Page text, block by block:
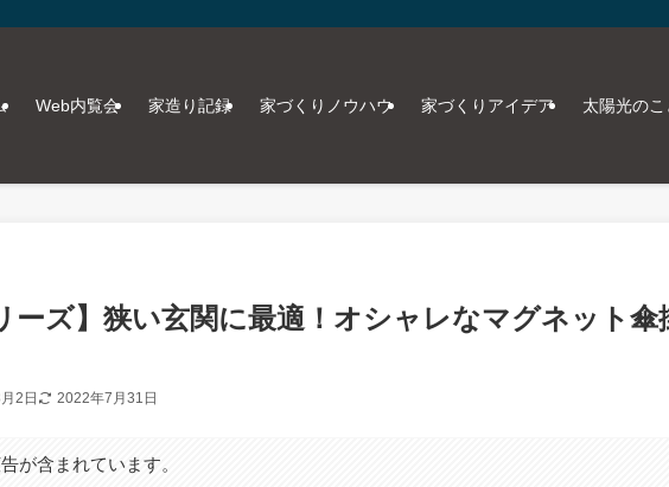
Web内覧会 家造り記録 家づくりノウハウ 家づくりアイデア 太陽光のこ
ーズ】狭い玄関に最適！オシャレなマグネット傘
2日 2022年7月31日
が含まれています。